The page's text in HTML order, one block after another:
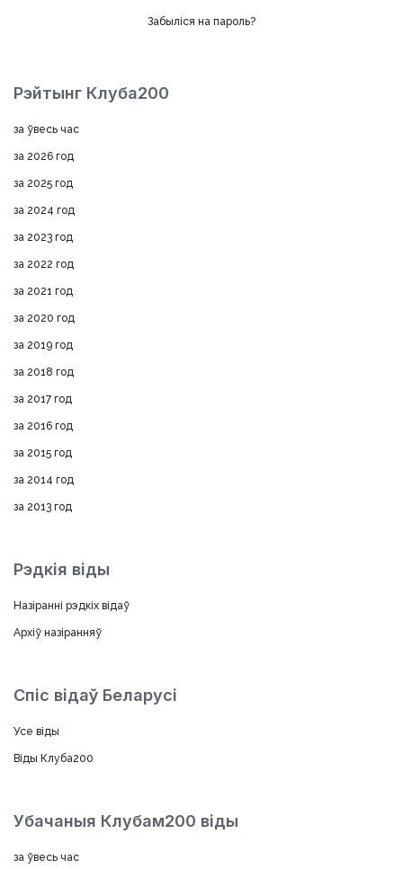
Забыліся на пароль?
Рэйтынг Клуба200
за ўвесь час
за 2026 год
за 2025 год
за 2024 год
за 2023 год
за 2022 год
за 2021 год
за 2020 год
за 2019 год
за 2018 год
за 2017 год
за 2016 год
за 2015 год
за 2014 год
за 2013 год
Рэдкія віды
Назіранні рэдкіх відаў
Архіў назіранняў
Спіс відаў Беларусі
Усе віды
Віды Клуба200
Убачаныя Клубам200 віды
за ўвесь час